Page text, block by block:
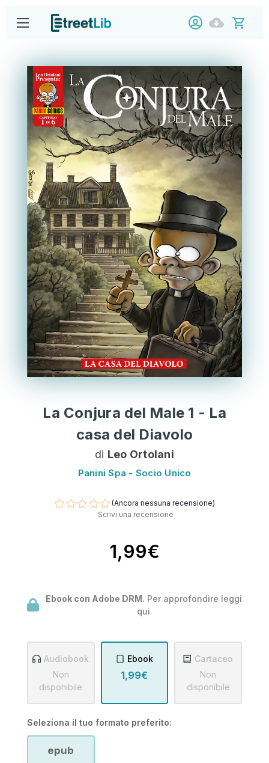
La Conjura del Male 1 - La
casa del Diavolo
di Leo Ortolani
Panini Spa - Socio Unico
(Ancora nessuna recensione)
Scrivi una recensione
1,99€
Ebook con Adobe DRM. Per approfondire leggi
qui
Audiobook
Non
disponibile
Ebook
1,99€
Cartaceo
Non
disponibile
Seleziona il tuo formato preferito:
epub